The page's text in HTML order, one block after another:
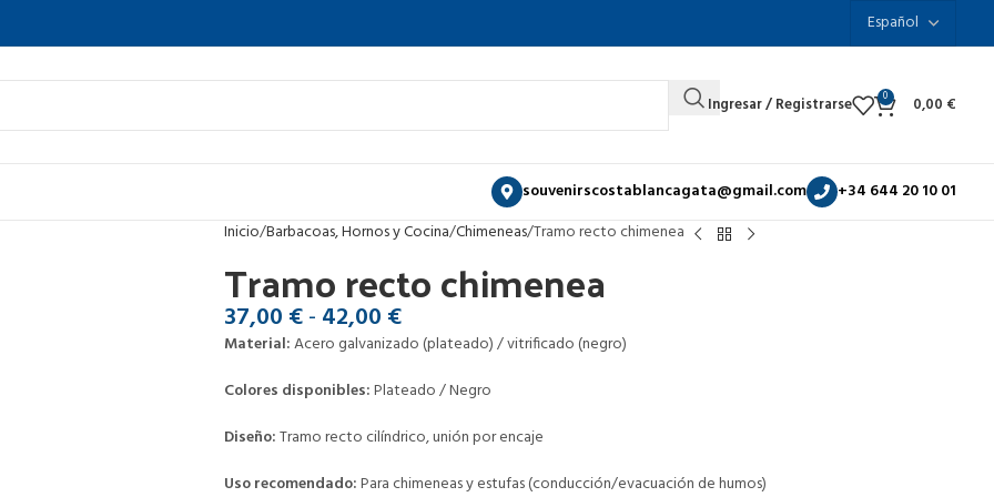
Ingresar / Registrarse 0 0,00 €
souvenirscostablancagata@gmail.com
+34 644 20 10 01
Inicio Barbacoas, Hornos y Cocina Chimeneas Tramo recto chimenea
Tramo recto chimenea
37,00 €- 42,00 €
Material:Acero galvanizado (plateado) / vitrificado (negro)
Colores disponibles:Plateado / Negro
Diseño:Tramo recto cilíndrico, unión por encaje
Uso recomendado:Para chimeneas y estufas (conducción/evacuación de humos)